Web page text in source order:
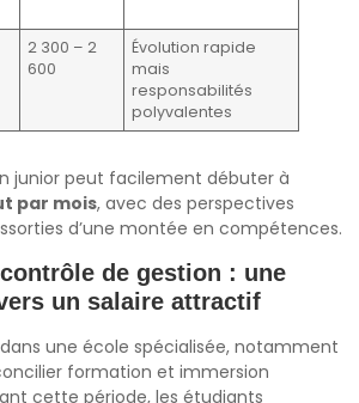
2 300 – 2
600
Évolution rapide
mais
responsabilités
polyvalentes
junior peut facilement débuter à
par mois, avec des perspectives
d’une montée en compétences.
de gestion : une
un salaire attractif
une école spécialisée, notamment
formation et immersion
cette période, les étudiants